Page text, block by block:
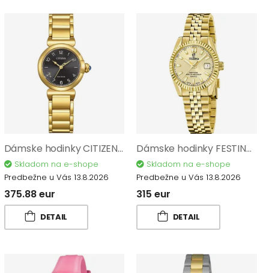
Dámske hodinky CITIZEN Eco-Drive L EM1132-88H
Skladom na e-shope
Predbežne u Vás 13.8.2026
375.88 eur
DETAIL
Dámske hodinky FESTINA Swiss Made Classic 20089/2
Skladom na e-shope
Predbežne u Vás 13.8.2026
315 eur
DETAIL